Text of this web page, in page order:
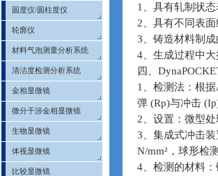
圆度仪/圆柱度仪
轮廓仪
材料气泡测量分析系统
清洁度检测分析系统
金相显微镜
微分干涉金相显微镜
生物显微镜
体视显微镜
比较显微镜
1、具有轧制状
2、具有不同表
3、铸造材料制
4、生成过程中
四、
1、检测法：根
弹 (Rp)与冲击
2、设置：微型
3、集成式冲击
N/mm²，球形检
4、检测的材料